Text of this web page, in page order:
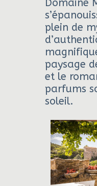
Domaine
plein de
paysage
et le
parfums
soleil.